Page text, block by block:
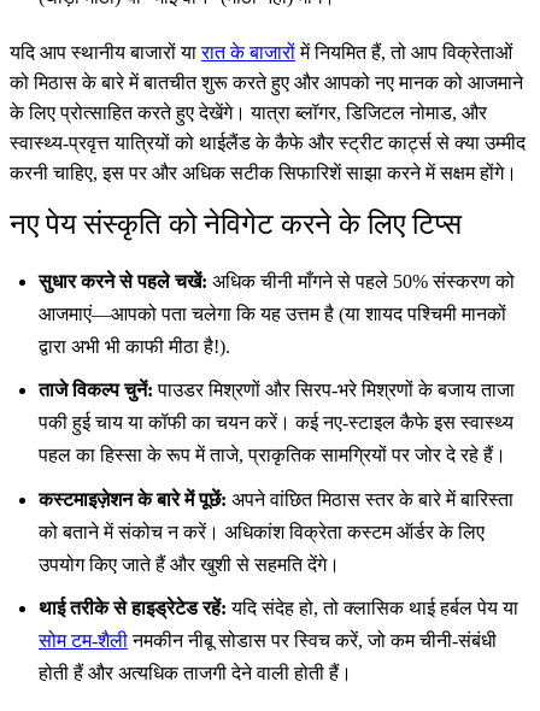
यदि आप स्थानीय बाजारों यारात के बाजारोंमें नियमित हैं, तो आप विक्रेताओं
को मिठास के बारे में बातचीत शुरू करते हुए और आपको नए मानक को आजमाने
के लिए प्रोत्साहित करते हुए देखेंगे। यात्रा ब्लॉगर, डिजिटल नोमाड, और
स्वास्थ्य-प्रवृत्त यात्रियों को थाईलैंड के कैफे और स्ट्रीट कार्ट्स से क्या उम्मीद
करनी चाहिए, इस पर और अधिक सटीक सिफारिशें साझा करने में सक्षम होंगे।
नए पेय संस्कृति को नेविगेट करने के लिए टिप्स
सुधार करने से पहले चखें: अधिक चीनी माँगने से पहले 50% संस्करण को
आजमाएं—आपको पता चलेगा कि यह उत्तम है (या शायद पश्चिमी मानकों
द्वारा अभी भी काफी मीठा है!).
ताजे विकल्प चुनें: पाउडर मिश्रणों और सिरप-भरे मिश्रणों के बजाय ताजा
पकी हुई चाय या कॉफी का चयन करें। कई नए-स्टाइल कैफे इस स्वास्थ्य
पहल का हिस्सा के रूप में ताजे, प्राकृतिक सामग्रियों पर जोर दे रहे हैं।
कस्टमाइज़ेशन के बारे में पूछें: अपने वांछित मिठास स्तर के बारे में बारिस्ता
को बताने में संकोच न करें। अधिकांश विक्रेता कस्टम ऑर्डर के लिए
उपयोग किए जाते हैं और खुशी से सहमति देंगे।
थाई तरीके से हाइड्रेटेड रहें: यदि संदेह हो, तो क्लासिक थाई हर्बल पेय या
सोम टम-शैलीनमकीन नीबू सोडास पर स्विच करें, जो कम चीनी-संबंधी
होती हैं और अत्यधिक ताजगी देने वाली होती हैं।